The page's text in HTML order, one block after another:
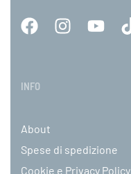
INFO
About
Spese di spedizione
Cookie e Privacy Policy